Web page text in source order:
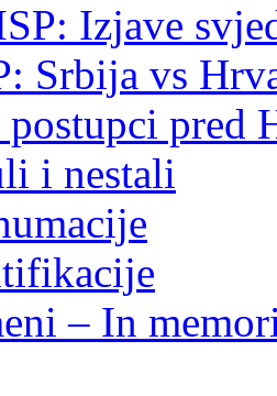
Izjave
Srbija vs
postupci pred
i nestali
– In